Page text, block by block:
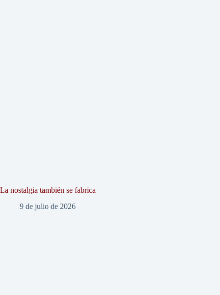
La nostalgia también se fabrica
9 de julio de 2026